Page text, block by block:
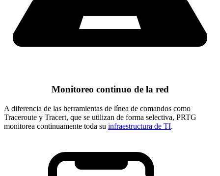
Monitoreo continuo de la red
A diferencia de las herramientas de línea de comandos como
Traceroute y Tracert, que se utilizan de forma selectiva, PRTG
monitorea continuamente toda su infraestructura de TI.